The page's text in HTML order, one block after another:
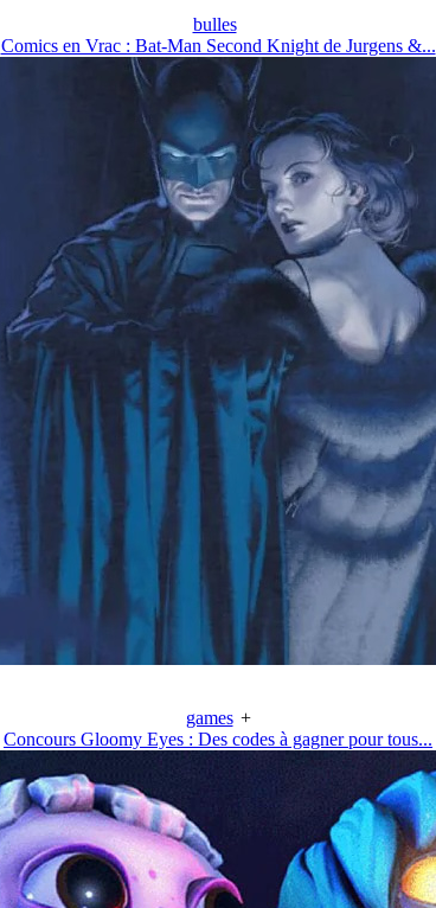
bulles
Comics en Vrac : Bat-Man Second Knight de Jurgens &...
games +
Concours Gloomy Eyes : Des codes à gagner pour tous...